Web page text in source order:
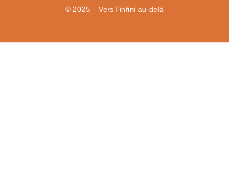
© 2025 – Vers l’infini au-delà